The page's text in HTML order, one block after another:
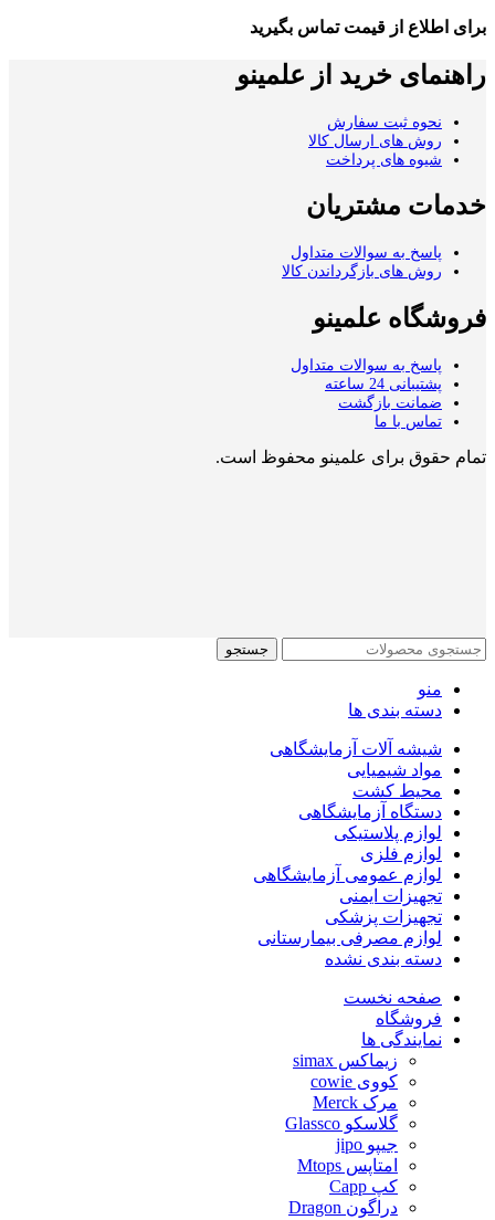
برای اطلاع از قیمت تماس بگیرید
راهنمای خرید از علمینو
نحوه ثبت سفارش
روش های ارسال کالا
شیوه های پرداخت
خدمات مشتریان
پاسخ به سوالات متداول
روش های بازگرداندن کالا
فروشگاه علمینو
پاسخ به سوالات متداول
پشتیبانی 24 ساعته
ضمانت بازگشت
تماس با ما
تمام حقوق برای علمینو محفوظ است.
جستجو
منو
دسته بندی ها
شیشه آلات آزمایشگاهی
مواد شیمیایی
محیط کشت
دستگاه آزمایشگاهی
لوازم پلاستیکی
لوازم فلزی
لوازم عمومی آزمایشگاهی
تجهیزات ایمنی
تجهیزات پزشکی
لوازم مصرفی بیمارستانی
دسته بندی نشده
صفحه نخست
فروشگاه
نمایندگی ها
زیماکس simax
کووی cowie
مرک Merck
گلاسکو Glassco
جیپو jipo
امتاپس Mtops
کپ Capp
دراگون Dragon